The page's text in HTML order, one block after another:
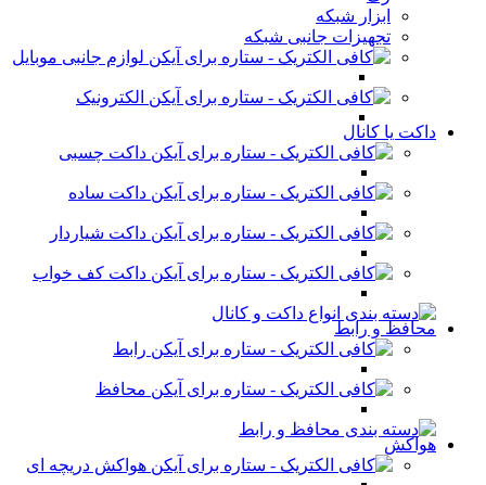
ابزار شبکه
تجهیزات جانبی شبکه
لوازم جانبی موبایل
الکترونیک
داکت یا کانال
داکت چسبی
داکت ساده
داکت شیاردار
داکت کف خواب
محافظ و رابط
رابط
محافظ
هواکش
هواکش دریچه ای